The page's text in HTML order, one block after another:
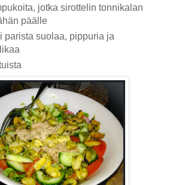
jotka sirottelin tonnikalan
päälle
parista suolaa, pippuria ja